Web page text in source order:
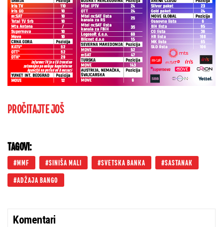
PROČITAJTE JOŠ
TAGOVI:
MMF SINIŠA MALI SVETSKA BANKA SASTANAK
ADŽAJA BANGO
Komentari